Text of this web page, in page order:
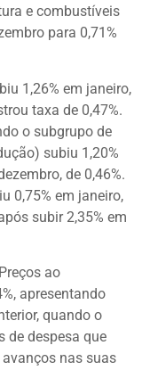
e combustíveis
para 0,71%
1,26% em janeiro,
taxa de 0,47%.
o subgrupo de
subiu 1,20%
de 0,46%.
0,75% em janeiro,
subir 2,35% em
ao
apresentando
quando o
de despesa que
nas suas